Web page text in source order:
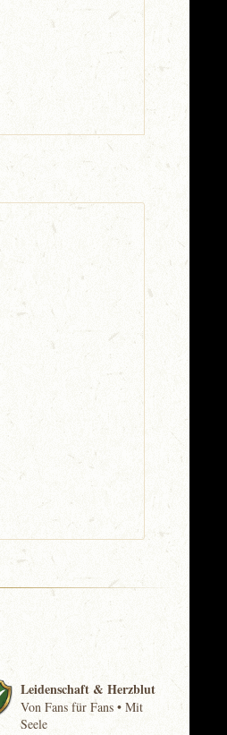
Leidenschaft & Herzblut
Von Fans für Fans • Mit
Seele